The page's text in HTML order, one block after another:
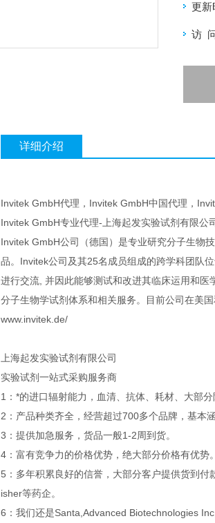
更新
访
详细介绍
Invitek GmbH代理，Invitek GmbH中国代理，
Invitek GmbH专业代理-上海起发实验试剂有限公
Invitek GmbH公司（德国）是专业研究分子生物
品。Invitek公司及其25名成员组成的跨学科团队
进行交流, 并因此能够测试和改进其临床运用和
分子生物学试剂体系和相关服务。目前公司在美
www.invitek.de/
上海起发实验试剂有限公司
实验试剂一站式采购服务商
1：*的进口辐射能力，血清、抗体、耗材、大部分
2：产品种类齐全，经营超过700多个品牌，基本
3：提供加急服务，货品一般1-2周到货。
4：富有竞争力的价格优势，绝大部分价格有优势。
5：多年积累良好的信誉，大部分客户提供货到
isher等药企。
6：我们还是Santa,Advanced Biotechnologies